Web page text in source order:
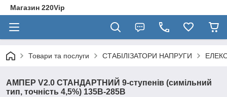
Магазин 220Vip
Товари та послуги СТАБІЛІЗАТОРИ НАПРУГИ
АМПЕР V2.0 СТАНДАРТНИЙ 9-ступенів (симільний
тип, точність 4,5%) 135В-285В